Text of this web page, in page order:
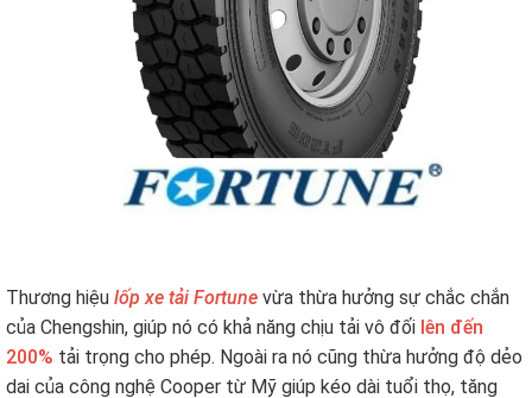
Thương hiệu lốp xe tải Fortune vừa thừa hưởng sự chắc chắn
của Chengshin, giúp nó có khả năng chịu tải vô đối lên đến
200% tải trọng cho phép. Ngoài ra nó cũng thừa hưởng độ dẻo
dai của công nghệ Cooper từ Mỹ giúp kéo dài tuổi thọ, tăng